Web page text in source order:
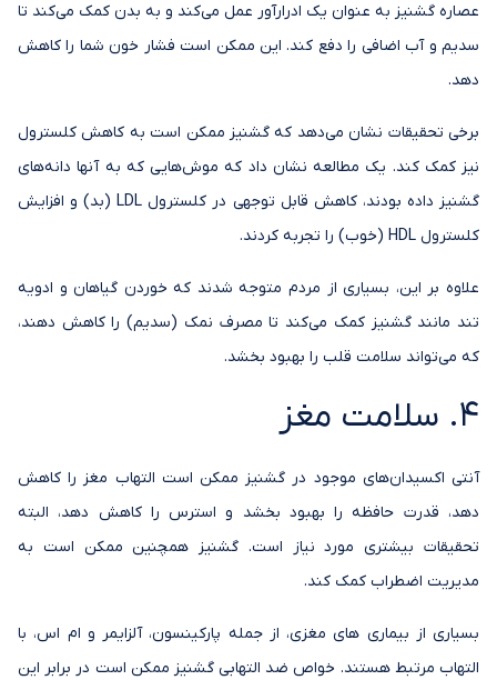
عصاره گشنیز به عنوان یک ادرارآور عمل می‌کند و به بدن کمک می‌کند تا
سدیم و آب اضافی را دفع کند. این ممکن است فشار خون شما را کاهش
دهد.
برخی تحقیقات نشان می‌دهد که گشنیز ممکن است به کاهش کلسترول
نیز کمک کند. یک مطالعه نشان داد که موش‌هایی که به آنها دانه‌های
گشنیز داده بودند، کاهش قابل توجهی در کلسترول LDL (بد) و افزایش
کلسترول HDL (خوب) را تجربه کردند.
علاوه بر این، بسیاری از مردم متوجه شدند که خوردن گیاهان و ادویه
تند مانند گشنیز کمک می‌کند تا مصرف نمک (سدیم) را کاهش دهند،
که می‌تواند سلامت قلب را بهبود بخشد.
4. سلامت مغز
آنتی اکسیدان‌های موجود در گشنیز ممکن است التهاب مغز را کاهش
دهد، قدرت حافظه را بهبود بخشد و استرس را کاهش دهد، البته
تحقیقات بیشتری مورد نیاز است. گشنیز همچنین ممکن است به
مدیریت اضطراب کمک کند.
بسیاری از بیماری های مغزی، از جمله پارکینسون، آلزایمر و ام اس، با
التهاب مرتبط هستند. خواص ضد التهابی گشنیز ممکن است در برابر این